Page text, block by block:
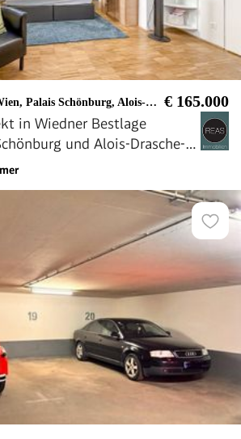
Palais Schönburg, Alois-Drasche-Park € 165.000
in Wiedner Bestlage
und Alois-Drasche-